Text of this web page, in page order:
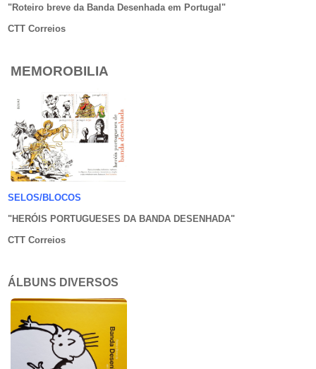
"Roteiro breve da Banda Desenhada em Portugal"
CTT Correios
MEMOROBILIA
SELOS/BLOCOS
"HERÓIS PORTUGUESES DA BANDA DESENHADA"
CTT Correios
ÁLBUNS DIVERSOS